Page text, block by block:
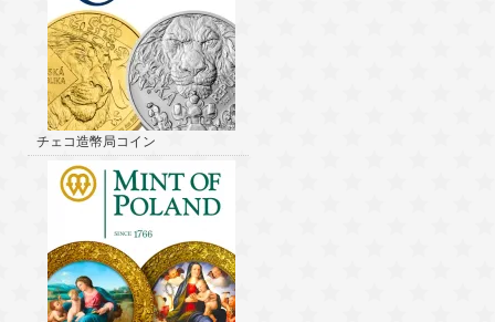
チェコ造幣局コイン